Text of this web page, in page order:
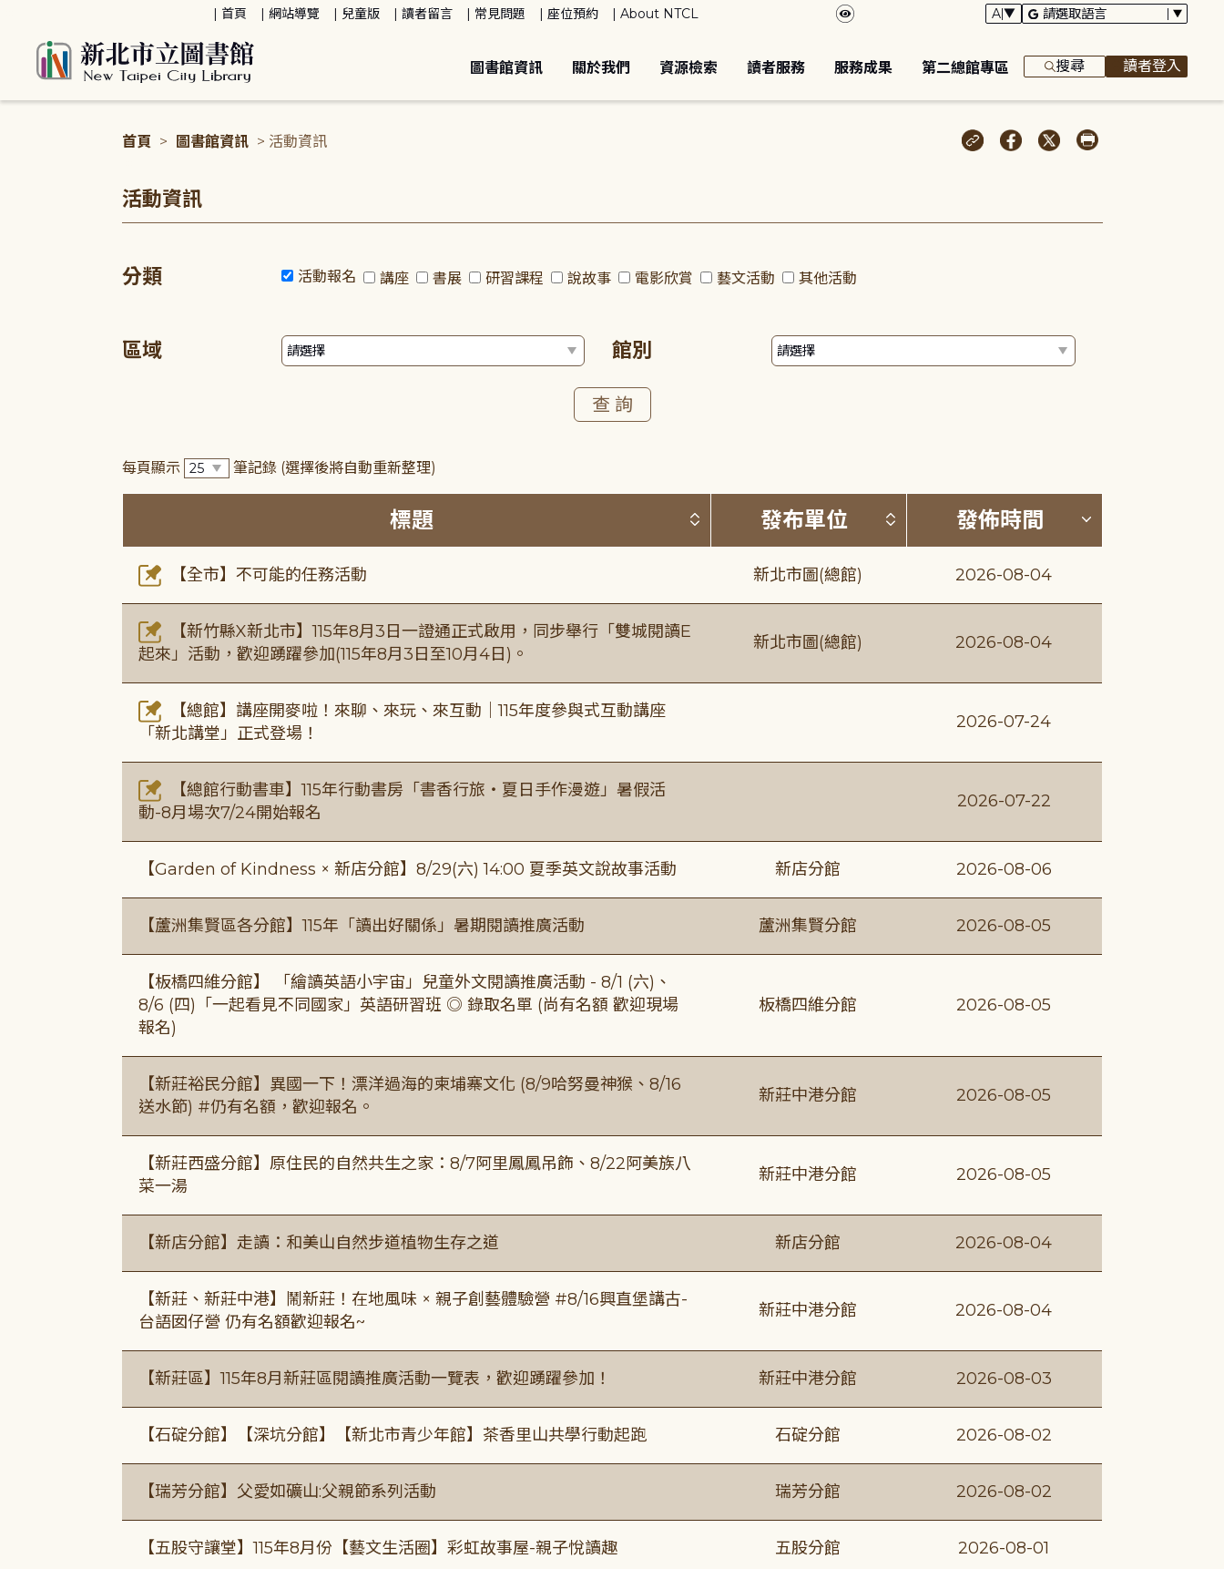
首頁 網站導覽 兒童版 讀者留言 常見問題 座位預約 About NTCL
圖書館資訊 關於我們 資源檢索 讀者服務 服務成果 第二總館專區 搜尋 讀者登入
首頁 > 圖書館資訊 > 活動資訊
活動資訊
分類 活動報名 講座 書展 研習課程 說故事 電影欣賞 藝文活動 其他活動
區域 館別
每頁顯示 筆記錄 (選擇後將自動重新整理)
標題 按標題排序 (升降冪)
發布單位 按發布單位排序 (升降冪)
發佈時間 按發佈時間
【全市】不可能的任務活動 新北市圖(總館) 2026-08-04
【新竹縣X新北市】115年8月3日一證通正式啟用，同步舉行「雙城閱讀E
起來」活動，歡迎踴躍參加(115年8月3日至10月4日)。
新北市圖(總館) 2026-08-04
【總館】講座開麥啦！來聊、來玩、來互動｜115年度參與式互動講座
「新北講堂」正式登場！
2026-07-24
【總館行動書車】115年行動書房「書香行旅・夏日手作漫遊」暑假活
動-8月場次7/24開始報名
2026-07-22
【Garden of Kindness × 新店分館】8/29(六) 14:00 夏季英文說故事活動 新店分館 2026-08-06
【蘆洲集賢區各分館】115年「讀出好關係」暑期閱讀推廣活動 蘆洲集賢分館 2026-08-05
【板橋四維分館】 「繪讀英語小宇宙」兒童外文閱讀推廣活動 - 8/1 (六)、
8/6 (四)「一起看見不同國家」英語研習班 ◎ 錄取名單 (尚有名額 歡迎現場
報名)
板橋四維分館 2026-08-05
【新莊裕民分館】異國一下！漂洋過海的柬埔寨文化 (8/9哈努曼神猴、8/16
送水節) #仍有名額，歡迎報名。
新莊中港分館 2026-08-05
【新莊西盛分館】原住民的自然共生之家：8/7阿里鳳鳳吊飾、8/22阿美族八
菜一湯
新莊中港分館 2026-08-05
【新店分館】走讀：和美山自然步道植物生存之道 新店分館 2026-08-04
【新莊、新莊中港】鬧新莊！在地風味 × 親子創藝體驗營 #8/16興直堡講古-
台語囡仔營 仍有名額歡迎報名~
新莊中港分館 2026-08-04
【新莊區】115年8月新莊區閱讀推廣活動一覽表，歡迎踴躍參加！ 新莊中港分館 2026-08-03
【石碇分館】【深坑分館】【新北市青少年館】茶香里山共學行動起跑 石碇分館 2026-08-02
【瑞芳分館】父愛如礦山:父親節系列活動 瑞芳分館 2026-08-02
【五股守讓堂】115年8月份【藝文生活圈】彩虹故事屋-親子悅讀趣 五股分館 2026-08-01